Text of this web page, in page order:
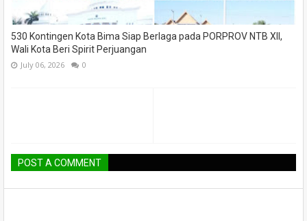
530 Kontingen Kota Bima Siap Berlaga pada PORPROV NTB XII,
Wali Kota Beri Spirit Perjuangan
July 06, 2026 0
POST A COMMENT